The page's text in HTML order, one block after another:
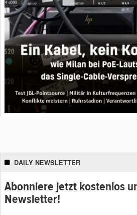
DAILY NEWSLETTER
Abonniere jetzt kostenlos
Newsletter!